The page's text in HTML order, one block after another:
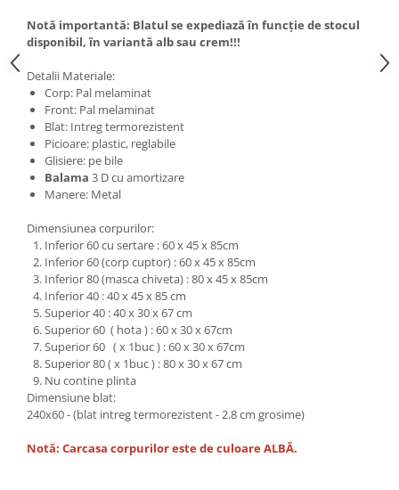
Notă importantă: Blatul se expediază în funcție de stocul
disponibil, în variantă alb sau crem!!!
Detalii Materiale:
Corp: Pal melaminat
Front: Pal melaminat
Blat: Intreg termorezistent
Picioare: plastic, reglabile
Glisiere: pe bile
Balama 3 D cu amortizare
Manere: Metal
Dimensiunea corpurilor:
Inferior 60 cu sertare : 60 x 45 x 85cm
Inferior 60 (corp cuptor) : 60 x 45 x 85cm
Inferior 80 (masca chiveta) : 80 x 45 x 85cm
Inferior 40 : 40 x 45 x 85 cm
Superior 40 : 40 x 30 x 67 cm
Superior 60 ( hota ) : 60 x 30 x 67cm
Superior 60 ( x 1buc ) : 60 x 30 x 67cm
Superior 80 ( x 1buc ) : 80 x 30 x 67 cm
Nu contine plinta
Dimensiune blat:
240x60 - (blat intreg termorezistent - 2.8 cm grosime)
Notă: Carcasa corpurilor este de culoare ALBĂ.